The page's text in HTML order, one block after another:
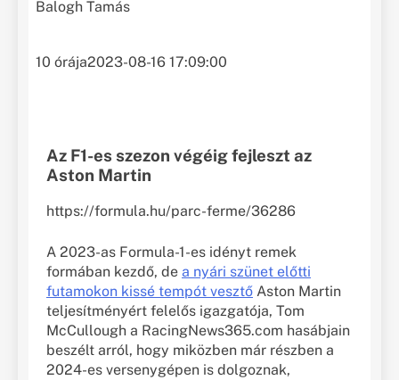
Balogh Tamás
10 órája2023-08-16 17:09:00
Az F1-es szezon végéig fejleszt az
Aston Martin
https://formula.hu/parc-ferme/36286
A 2023-as Formula-1-es idényt remek
formában kezdő, de a nyári szünet előtti
futamokon kissé tempót vesztő Aston Martin
teljesítményért felelős igazgatója, Tom
McCullough a RacingNews365.com hasábjain
beszélt arról, hogy miközben már részben a
2024-es versenygépen is dolgoznak,